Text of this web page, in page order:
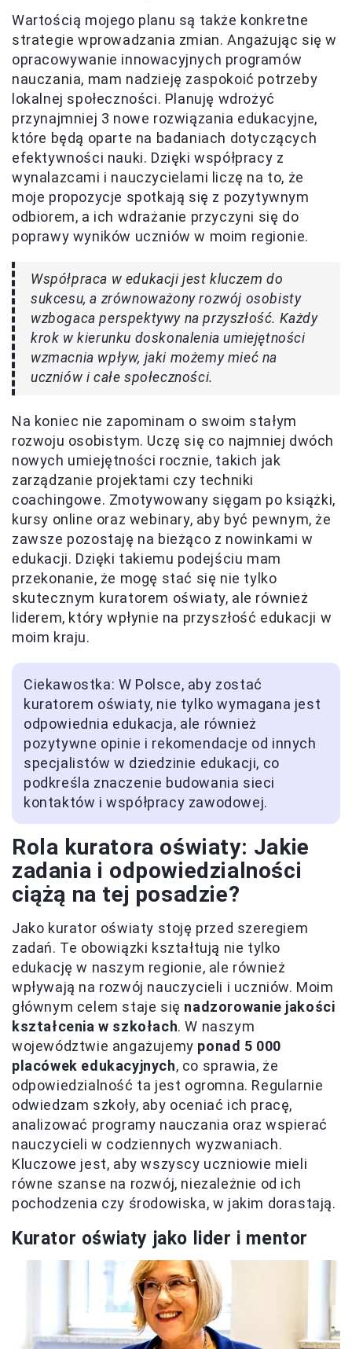
Wartością mojego planu są także konkretne
strategie wprowadzania zmian. Angażując się w
opracowywanie innowacyjnych programów
nauczania, mam nadzieję zaspokoić potrzeby
lokalnej społeczności. Planuję wdrożyć
przynajmniej 3 nowe rozwiązania edukacyjne,
które będą oparte na badaniach dotyczących
efektywności nauki. Dzięki współpracy z
wynalazcami i nauczycielami liczę na to, że
moje propozycje spotkają się z pozytywnym
odbiorem, a ich wdrażanie przyczyni się do
poprawy wyników uczniów w moim regionie.
Współpraca w edukacji jest kluczem do
sukcesu, a zrównoważony rozwój osobisty
wzbogaca perspektywy na przyszłość. Każdy
krok w kierunku doskonalenia umiejętności
wzmacnia wpływ, jaki możemy mieć na
uczniów i całe społeczności.
Na koniec nie zapominam o swoim stałym
rozwoju osobistym. Uczę się co najmniej dwóch
nowych umiejętności rocznie, takich jak
zarządzanie projektami czy techniki
coachingowe. Zmotywowany sięgam po książki,
kursy online oraz webinary, aby być pewnym, że
zawsze pozostaję na bieżąco z nowinkami w
edukacji. Dzięki takiemu podejściu mam
przekonanie, że mogę stać się nie tylko
skutecznym kuratorem oświaty, ale również
liderem, który wpłynie na przyszłość edukacji w
moim kraju.
Ciekawostka: W Polsce, aby zostać
kuratorem oświaty, nie tylko wymagana jest
odpowiednia edukacja, ale również
pozytywne opinie i rekomendacje od innych
specjalistów w dziedzinie edukacji, co
podkreśla znaczenie budowania sieci
kontaktów i współpracy zawodowej.
Rola kuratora oświaty: Jakie
zadania i odpowiedzialności
ciążą na tej posadzie?
Jako kurator oświaty stoję przed szeregiem
zadań. Te obowiązki kształtują nie tylko
edukację w naszym regionie, ale również
wpływają na rozwój nauczycieli i uczniów. Moim
głównym celem staje się nadzorowanie jakości
kształcenia w szkołach. W naszym
województwie angażujemy ponad 5 000
placówek edukacyjnych, co sprawia, że
odpowiedzialność ta jest ogromna. Regularnie
odwiedzam szkoły, aby oceniać ich pracę,
analizować programy nauczania oraz wspierać
nauczycieli w codziennych wyzwaniach.
Kluczowe jest, aby wszyscy uczniowie mieli
równe szanse na rozwój, niezależnie od ich
pochodzenia czy środowiska, w jakim dorastają.
Kurator oświaty jako lider i mentor